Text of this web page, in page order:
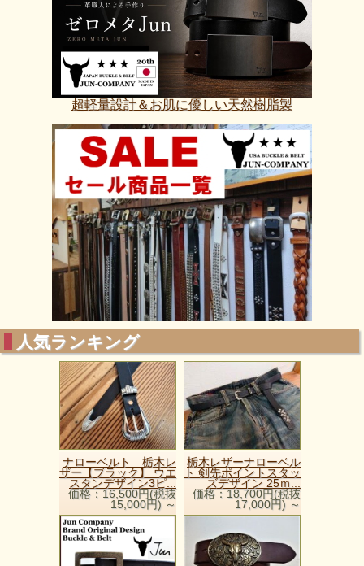
超軽量設計＆お肌に優しい天然樹脂製
人気ランキング
ナローベルト 栃木レ
ザー【ブラック】 ウエ
スタンデザイン3ピ...
価格：16,500円(税抜
15,000円) ～
栃木レザーナローベル
ト 剣先ポイントスタッ
ズデザイン 25ｍ...
価格：18,700円(税抜
17,000円) ～